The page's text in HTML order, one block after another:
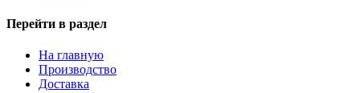
Перейти в раздел
На главную
Производство
Доставка